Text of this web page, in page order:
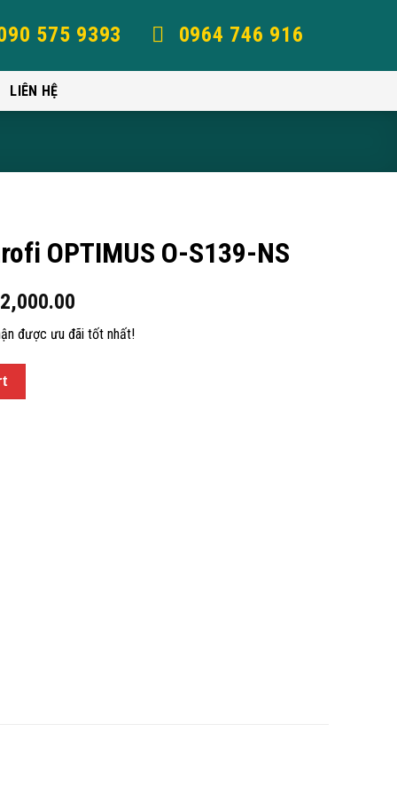
575 9393 0964 746 916
LIÊN HỆ
OPTIMUS O-S139-NS
được ưu đãi tốt nhất!